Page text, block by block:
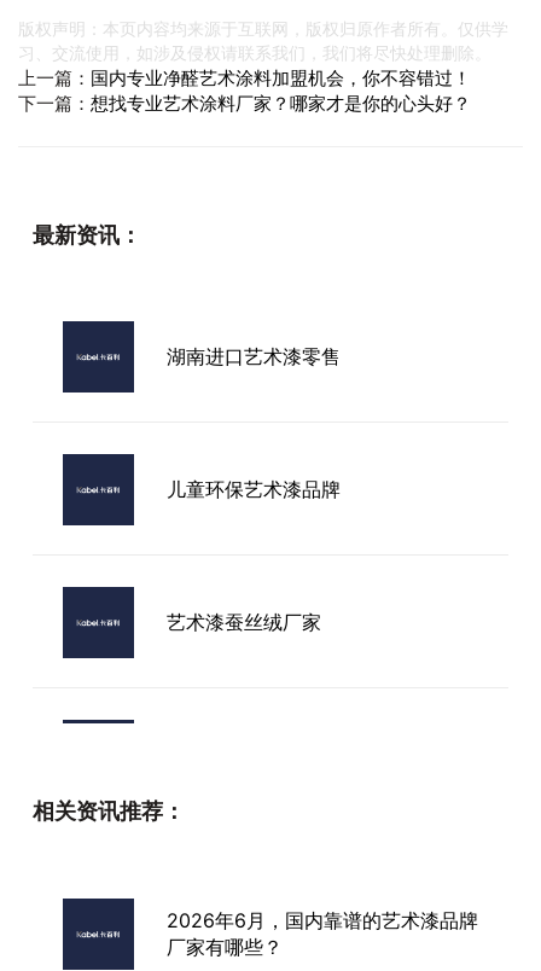
版权声明：本页内容均来源于互联网，版权归原作者所有。仅供学
习、交流使用，如涉及侵权请联系我们，我们将尽快处理删除。
上一篇： 国内专业净醛艺术涂料加盟机会，你不容错过！
下一篇： 想找专业艺术涂料厂家？哪家才是你的心头好？
最新资讯：
湖南进口艺术漆零售
儿童环保艺术漆品牌
艺术漆蚕丝绒厂家
相关资讯推荐：
2026年6月，国内靠谱的艺术漆品牌
厂家有哪些？